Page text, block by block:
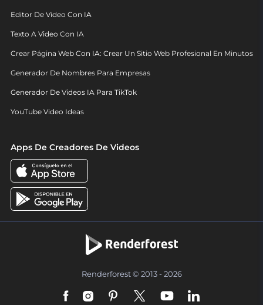
Editor De Video Con IA
Texto A Video Con IA
Crear Página Web Con IA: Crear Un Sitio Web Profesional En Minutos
Generador De Nombres Para Empresas
Generador De Videos IA Para TikTok
YouTube Video Ideas
Apps De Creadores De Videos
Renderforest © 2013 - 2026